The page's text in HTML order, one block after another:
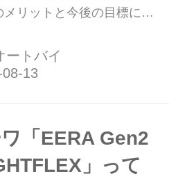
メリットと今後の目標につ
御サスペンションが二輪
らすメリットとこれからの
ートバイ
「EERA Gen2
」って